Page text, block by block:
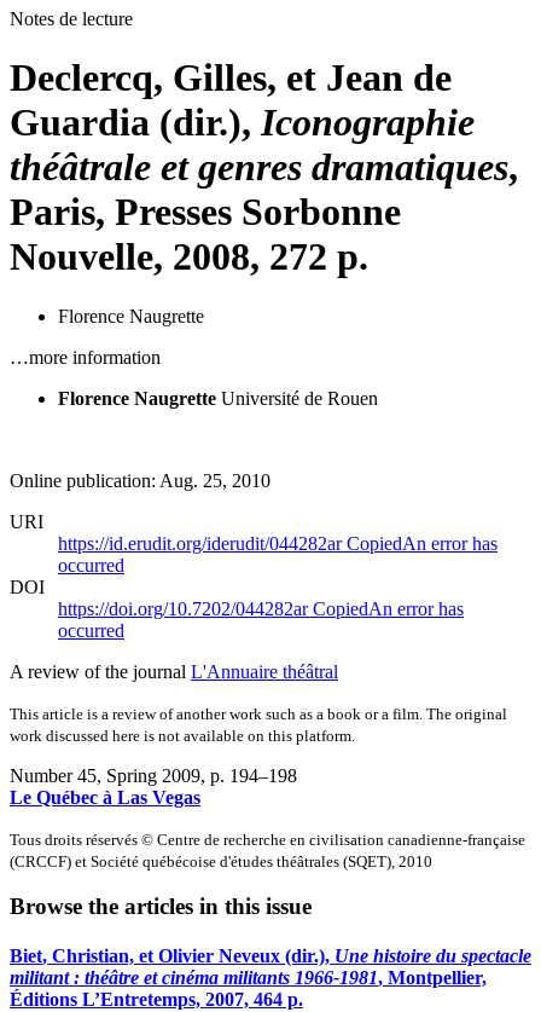
Notes de lecture
Declercq, Gilles, et Jean de
Guardia (dir.), Iconographie
théâtrale et genres dramatiques,
Paris, Presses Sorbonne
Nouvelle, 2008, 272 p.
Florence Naugrette
…more information
Florence Naugrette Université de Rouen
Online publication: Aug. 25, 2010
URI
https://id.erudit.org/iderudit/044282arCopiedAn error has
occurred
DOI
https://doi.org/10.7202/044282arCopiedAn error has
occurred
A review of the journal L'Annuaire théâtral
This article is a review of another work such as a book or a film. The original
work discussed here is not available on this platform.
Number 45, Spring 2009, p. 194–198
Le Québec à Las Vegas
Tous droits réservés © Centre de recherche en civilisation canadienne-française
(CRCCF) et Société québécoise d'études théâtrales (SQET), 2010
Browse the articles in this issue
Biet, Christian, et Olivier Neveux (dir.), Une histoire du spectacle
militant : théâtre et cinéma militants 1966-1981, Montpellier,
Éditions L’Entretemps, 2007, 464 p.